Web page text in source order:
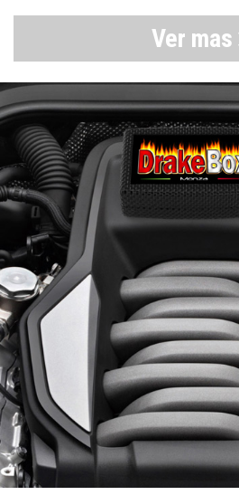
Ver mas